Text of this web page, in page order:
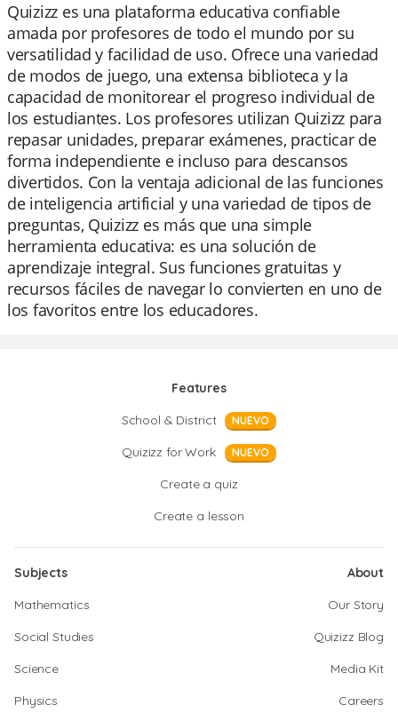
Quizizz es una plataforma educativa confiable
amada por profesores de todo el mundo por su
versatilidad y facilidad de uso. Ofrece una variedad
de modos de juego, una extensa biblioteca y la
capacidad de monitorear el progreso individual de
los estudiantes. Los profesores utilizan Quizizz para
repasar unidades, preparar exámenes, practicar de
forma independiente e incluso para descansos
divertidos. Con la ventaja adicional de las funciones
de inteligencia artificial y una variedad de tipos de
preguntas, Quizizz es más que una simple
herramienta educativa: es una solución de
aprendizaje integral. Sus funciones gratuitas y
recursos fáciles de navegar lo convierten en uno de
los favoritos entre los educadores.
Features
School & District
NUEVO
Quizizz for Work NUEVO
Create a quiz
Create a lesson
Subjects
Mathematics
Social Studies
Science
Physics
About
Our Story
Quizizz Blog
Media Kit
Careers